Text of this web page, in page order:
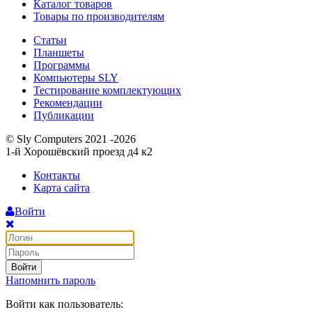
Каталог товаров
Товары по производителям
Статьи
Планшеты
Программы
Компьютеры SLY
Тестирование комплектующих
Рекомендации
Публикации
© Sly Computers 2021 -2026
1-й Хорошёвский проезд д4 к2
Контакты
Карта сайта
Войти
Войти
Напомнить пароль
Войти как пользователь: